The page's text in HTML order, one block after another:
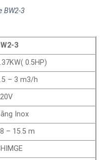
BW2-3
3
0.5HP)
– 3 m3/h
Inox
– 15.5 m